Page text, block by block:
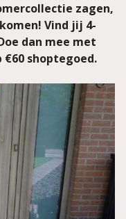
zagen,
Vind jij 4-
dan mee met
shoptegoed.